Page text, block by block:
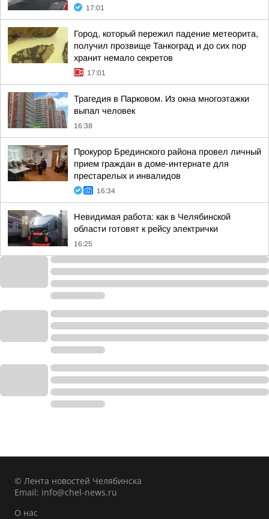
17:01
Город, который пережил падение метеорита,
получил прозвище Танкоград и до сих пор
хранит немало секретов
17:01
Трагедия в Парковом. Из окна многоэтажки
выпал человек
16:38
Прокурор Брединского района провел личный
прием граждан в доме-интернате для
престарелых и инвалидов
16:34
Невидимая работа: как в Челябинской
области готовят к рейсу электрички
16:25
© Лента новостей Челябинска
Email: info@chel-news.ru
О нас